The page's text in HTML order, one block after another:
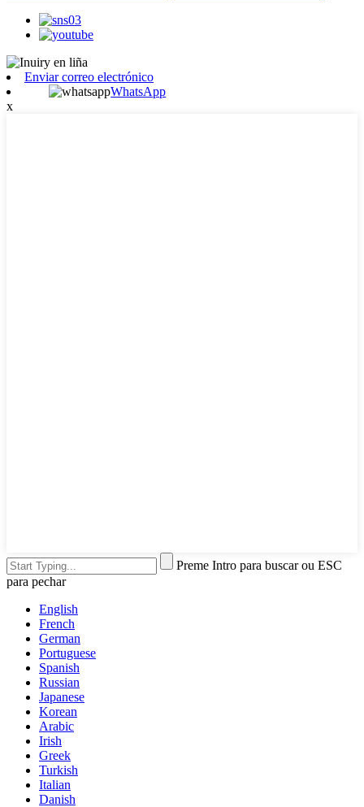
Enviar correo electrónico
WhatsApp
x
Preme Intro para buscar ou ESC
para pechar
English
French
German
Portuguese
Spanish
Russian
Japanese
Korean
Arabic
Irish
Greek
Turkish
Italian
Danish